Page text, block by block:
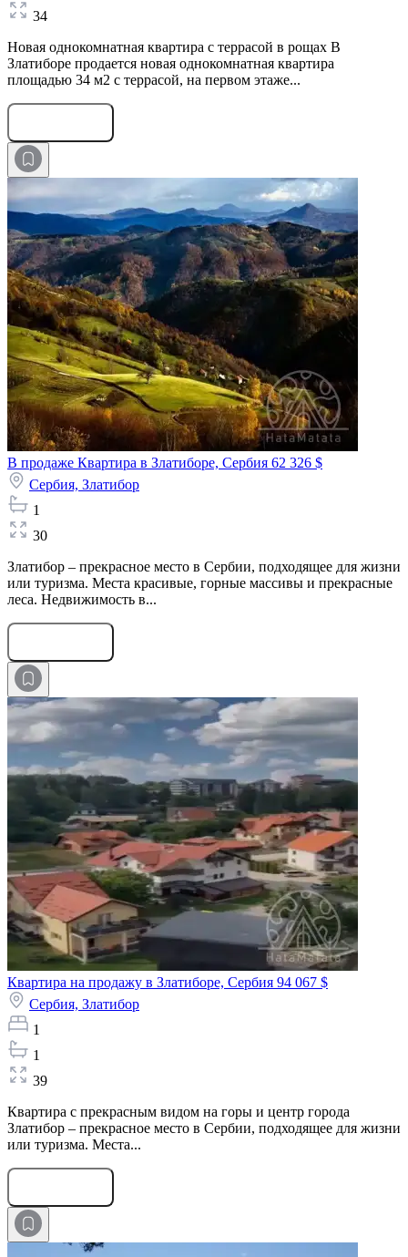
34
Новая однокомнатная квартира с террасой в рощах В
Златиборе продается новая однокомнатная квартира
площадью 34 м2 с террасой, на первом этаже...
В продаже Квартира в Златиборе, Сербия 62 326 $
Сербия, Златибор
1
30
Златибор – прекрасное место в Сербии, подходящее для жизни
или туризма. Места красивые, горные массивы и прекрасные
леса. Недвижимость в...
Квартира на продажу в Златиборе, Сербия 94 067 $
Сербия, Златибор
1
1
39
Квартира с прекрасным видом на горы и центр города
Златибор – прекрасное место в Сербии, подходящее для жизни
или туризма. Места...